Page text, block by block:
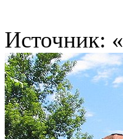
Источник: «